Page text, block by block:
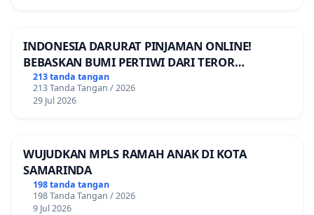
INDONESIA DARURAT PINJAMAN ONLINE!
BEBASKAN BUMI PERTIWI DARI TEROR
PINJAMAN ONLINE! TUTUP PINJOL!
213 tanda tangan
213 Tanda Tangan / 2026
29 Jul 2026
WUJUDKAN MPLS RAMAH ANAK DI KOTA
SAMARINDA
198 tanda tangan
198 Tanda Tangan / 2026
9 Jul 2026